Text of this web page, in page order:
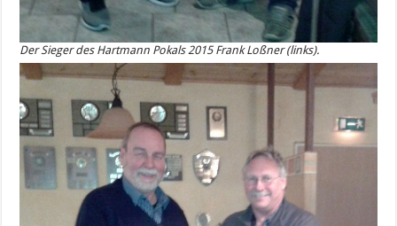
Der Sieger des Hartmann Pokals 2015 Frank Loßner (links).